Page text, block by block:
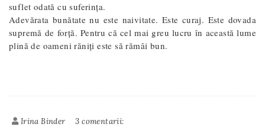
suflet odată cu suferința.
Adevărata bunătate nu este naivitate. Este curaj. Este dovada
supremă de forță. Pentru că cel mai greu lucru în această lume
plină de oameni răniți este să rămâi bun.
Irina Binder 3 comentarii: